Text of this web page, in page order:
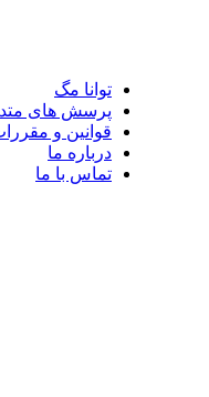
توانا مگ
پرسش های
قوانین و
درباره ما
تماس با ما